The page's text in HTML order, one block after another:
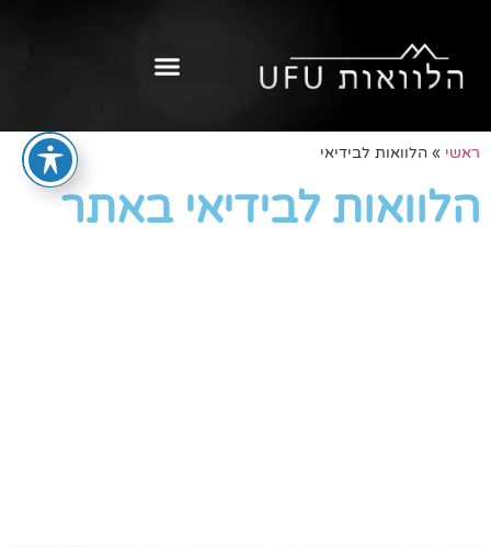
ראשי » הלוואות לבידיאי
הלוואות לבידיאי באתר